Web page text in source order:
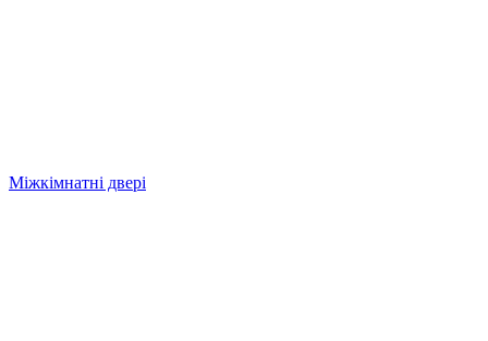
Міжкімнатні двері